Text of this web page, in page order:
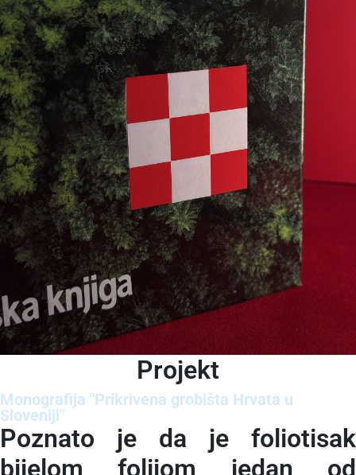
Projekt
Monografija "Prikrivena grobišta Hrvata u
Sloveniji"
Poznato je da je foliotisak
bijelom folijom jedan od